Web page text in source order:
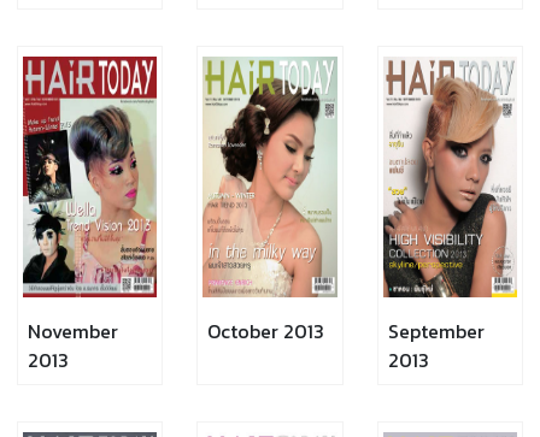
November
2013
October 2013
September
2013